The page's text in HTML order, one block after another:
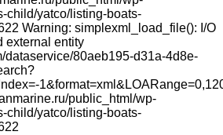
child/yatco/listing-boats-
Warning: simplexml_load_file(): I/O
external entity
dataservice/80aeb195-d31a-4d8e-
public_html/wp-
child/yatco/listing-boats-